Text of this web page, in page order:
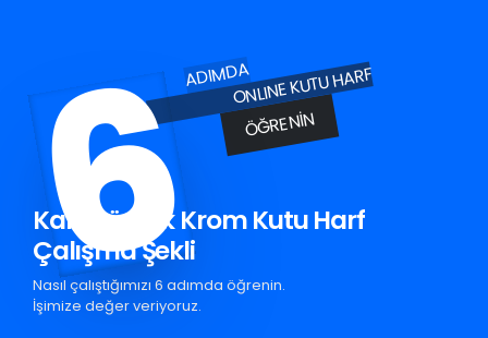
6ADIMDAONLINE KUTU HARF
ÖĞRENIN
Karapürçek Krom Kutu Harf
Çalışma Şekli
Nasıl çalıştığımızı 6 adımda öğrenin.
İşimize değer veriyoruz.